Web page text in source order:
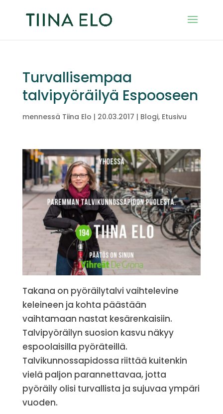
Turvallisempaa
talvipyöräilyä Espooseen
mennessä Tiina Elo | 20.03.2017 | Blogi, Etusivu
Takana on pyöräilytalvi vaihtelevine
keleineen ja kohta päästään
vaihtamaan nastat kesärenkaisiin.
Talvipyöräilyn suosion kasvu näkyy
espoolaisilla pyöräteillä.
Talvikunnossapidossa riittää kuitenkin
vielä paljon parannettavaa, jotta
pyöräily olisi turvallista ja sujuvaa ympäri
vuoden.